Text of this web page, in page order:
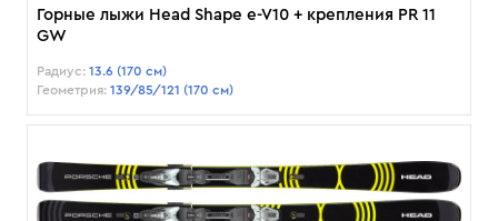
Горные лыжи Head Shape e-V10 + крепления PR 11
GW
Радиус: 13.6 (170 см)
Геометрия: 139/85/121 (170 см)